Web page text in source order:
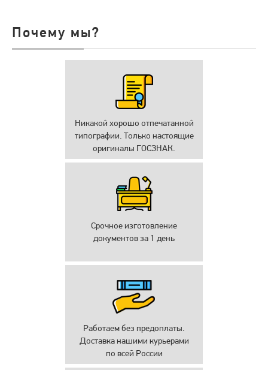
Почему мы?
Никакой хорошо отпечатанной
типографии. Только настоящие
оригиналы ГОСЗНАК.
Срочное изготовление
документов за 1 день
Работаем без предоплаты.
Доставка нашими курьерами
по всей России